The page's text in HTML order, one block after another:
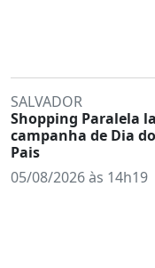
SALVADOR
Shopping Paralela
campanha de Dia
Pais
05/08/2026 às 14h19